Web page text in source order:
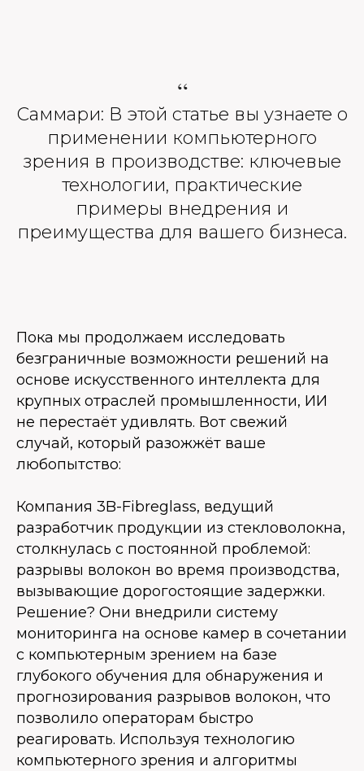
“
Саммари: В этой статье вы узнаете о
применении компьютерного
зрения в производстве: ключевые
технологии, практические
примеры внедрения и
преимущества для вашего бизнеса.
Пока мы продолжаем исследовать
безграничные возможности решений на
основе искусственного интеллекта для
крупных отраслей промышленности, ИИ
не перестаёт удивлять. Вот свежий
случай, который разожжёт ваше
любопытство:
Компания 3B-Fibreglass, ведущий
разработчик продукции из стекловолокна,
столкнулась с постоянной проблемой:
разрывы волокон во время производства,
вызывающие дорогостоящие задержки.
Решение? Они внедрили систему
мониторинга на основе камер в сочетании
с компьютерным зрением на базе
глубокого обучения для обнаружения и
прогнозирования разрывов волокон, что
позволило операторам быстро
реагировать. Используя технологию
компьютерного зрения и алгоритмы